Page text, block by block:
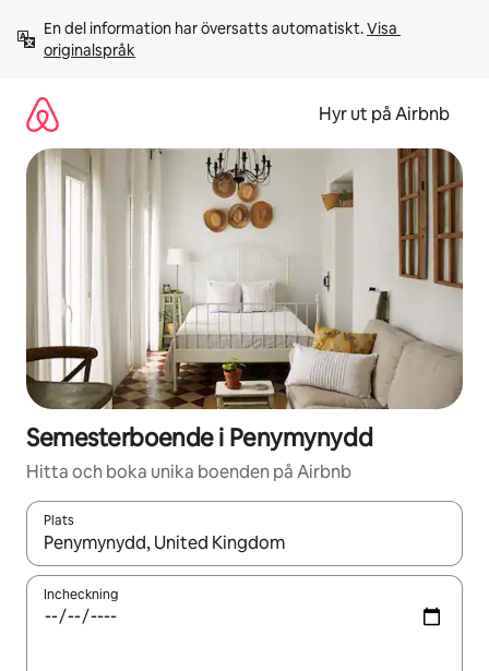
innehåll
En del information har översatts automatiskt. Visa
originalspråk
Hyr ut på Airbnb
Semesterboende i Penymynydd
Hitta och boka unika boenden på Airbnb
Plats
När resultaten är tillgängliga kan du navigera med upp- och
Incheckning